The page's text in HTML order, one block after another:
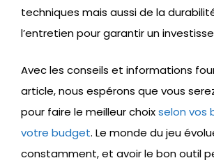
techniques mais aussi de la
l’entretien pour garantir un
Avec les conseils et informations
article, nous espérons que vous
pour faire le meilleur choixselon vos
votre budget. Le monde du jeu
constamment, et avoir le bon outil